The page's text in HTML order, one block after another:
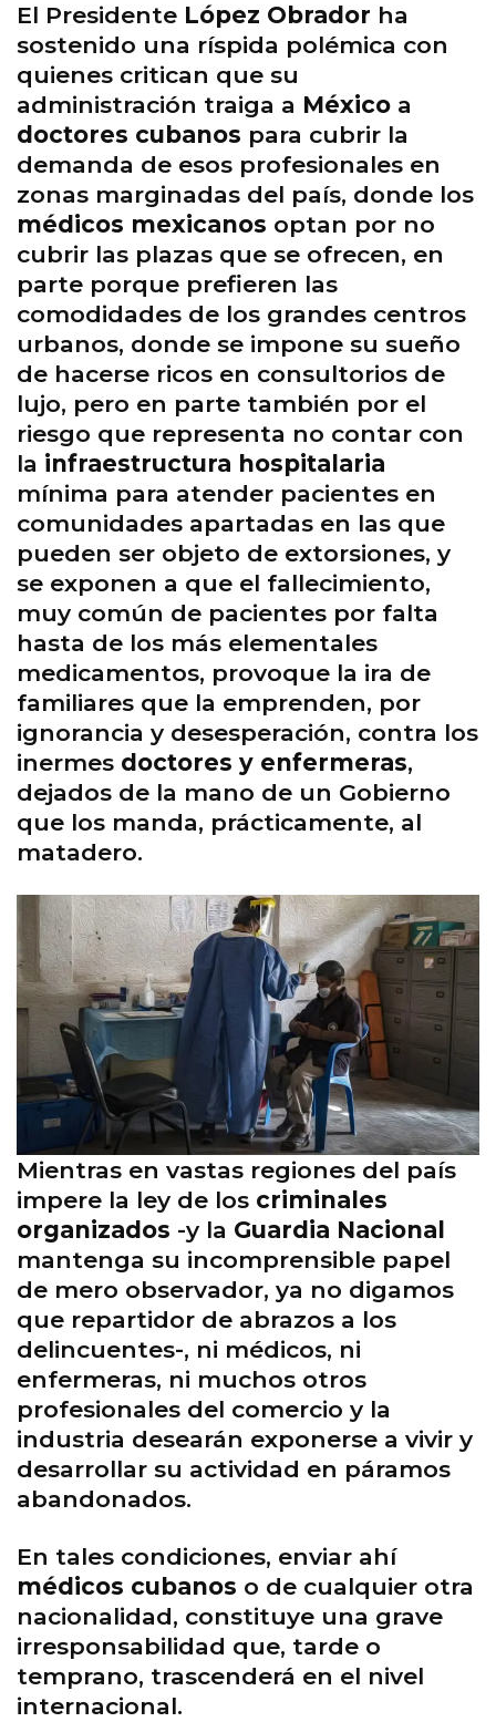
El Presidente López Obrador ha
sostenido una ríspida polémica con
quienes critican que su
administración traiga a México a
doctores cubanos para cubrir la
demanda de esos profesionales en
zonas marginadas del país, donde los
médicos mexicanos optan por no
cubrir las plazas que se ofrecen, en
parte porque prefieren las
comodidades de los grandes centros
urbanos, donde se impone su sueño
de hacerse ricos en consultorios de
lujo, pero en parte también por el
riesgo que representa no contar con
la infraestructura hospitalaria
mínima para atender pacientes en
comunidades apartadas en las que
pueden ser objeto de extorsiones, y
se exponen a que el fallecimiento,
muy común de pacientes por falta
hasta de los más elementales
medicamentos, provoque la ira de
familiares que la emprenden, por
ignorancia y desesperación, contra los
inermes doctores y enfermeras,
dejados de la mano de un Gobierno
que los manda, prácticamente, al
matadero.
Mientras en vastas regiones del país
impere la ley de los criminales
organizados -y la Guardia Nacional
mantenga su incomprensible papel
de mero observador, ya no digamos
que repartidor de abrazos a los
delincuentes-, ni médicos, ni
enfermeras, ni muchos otros
profesionales del comercio y la
industria desearán exponerse a vivir y
desarrollar su actividad en páramos
abandonados.
En tales condiciones, enviar ahí
médicos cubanos o de cualquier otra
nacionalidad, constituye una grave
irresponsabilidad que, tarde o
temprano, trascenderá en el nivel
internacional.